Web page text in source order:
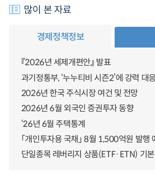
많이 본 자료
경제정책정보
『2026년 세제개편안』 발표
과기정통부, ‘누누티비 시즌2’에 강력 대
2026년 한국 주식시장 여건 및 전망
2026년 6월 외국인 증권투자 동향
‘26년 6월 주택통계
「개인투자용 국채」 8월 1,500억원 발행